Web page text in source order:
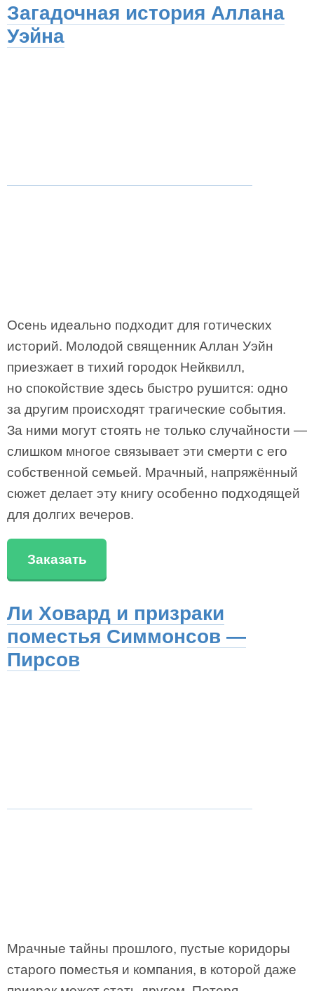
Загадочная история Аллана
Уэйна
Осень идеально подходит для готических
историй. Молодой священник Аллан Уэйн
приезжает в тихий городок Нейквилл,
но спокойствие здесь быстро рушится: одно
за другим происходят трагические события.
За ними могут стоять не только случайности —
слишком многое связывает эти смерти с его
собственной семьей. Мрачный, напряжённый
сюжет делает эту книгу особенно подходящей
для долгих вечеров.
Заказать
Ли Ховард и призраки
поместья Симмонсов —
Пирсов
Мрачные тайны прошлого, пустые коридоры
старого поместья и компания, в которой даже